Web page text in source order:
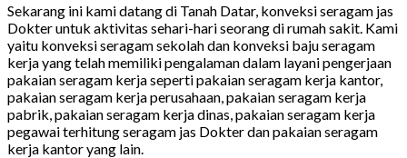
Sekarang ini kami datang di Tanah Datar, konveksi seragam jas
Dokter untuk aktivitas sehari-hari seorang di rumah sakit. Kami
yaitu konveksi seragam sekolah dan konveksi baju seragam
kerja yang telah memiliki pengalaman dalam layani pengerjaan
pakaian seragam kerja seperti pakaian seragam kerja kantor,
pakaian seragam kerja perusahaan, pakaian seragam kerja
pabrik, pakaian seragam kerja dinas, pakaian seragam kerja
pegawai terhitung seragam jas Dokter dan pakaian seragam
kerja kantor yang lain.